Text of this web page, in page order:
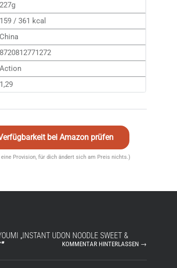
227g
159 / 361 kcal
China
8720812771272
Action
1,29
bei Amazon prüfen
Provision, für dich ändert sich am Preis nichts.)
„INSTANT UDON NOODLE SWEET &
” KOMMENTAR HINTERLASSEN →